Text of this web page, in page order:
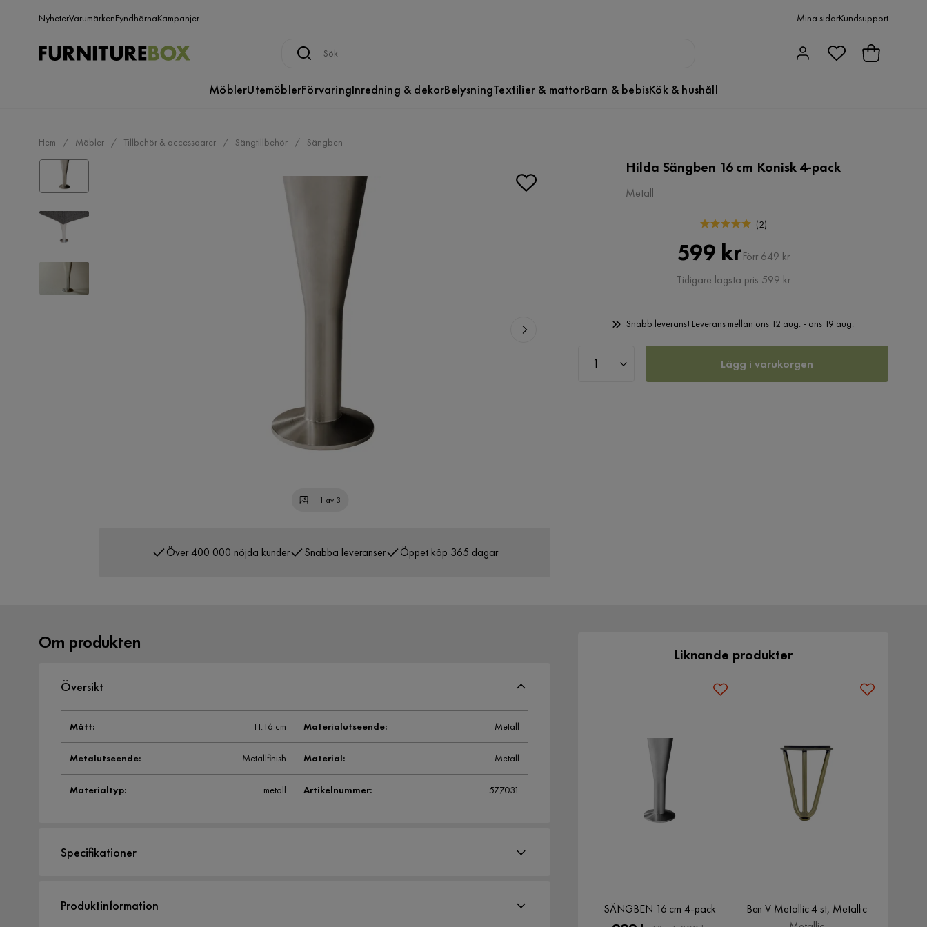
NyheterVarumärkenFyndhörnaKampanjer Mina sidorKundsupport
MöblerUtemöblerFörvaringInredning & dekorBelysningTextilier & mattorBarn & bebisKök & hushåll
Hem Möbler Tillbehör & accessoarer Sängtillbehör Sängben
1 av 3
Över 400 000 nöjda kunder Snabba leveranser Öppet köp 365 dagar
Hilda Sängben 16 cm Konisk 4-pack
Metall
(2)
Pris
599 krOriginal
Pris
Förr 649 kr
Tidigare lägsta pris 599 kr
Snabb leverans! Leverans mellan ons 12 aug. - ons 19 aug.
Lägg i varukorgen
Om produkten
Översikt
Mått: H:16 cm Materialutseende: Metall
Metalutseende: Metallfinish Material: Metall
Materialtyp: metall Artikelnummer: 577031
Specifikationer
Storlek
Produktinformation
Liknande produkter
SÄNGBEN 16 cm 4-pack
Ben V Metallic 4 st, Metallic